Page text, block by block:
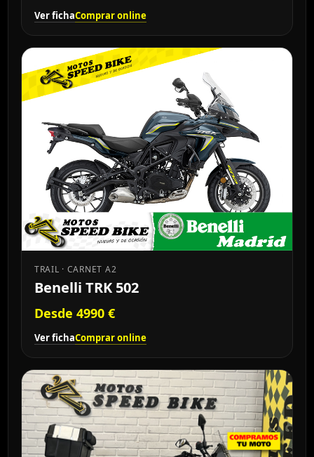
Ver fichaComprar online
TRAIL · CARNET A2
Benelli TRK 502
Desde 4990 €
Ver fichaComprar online